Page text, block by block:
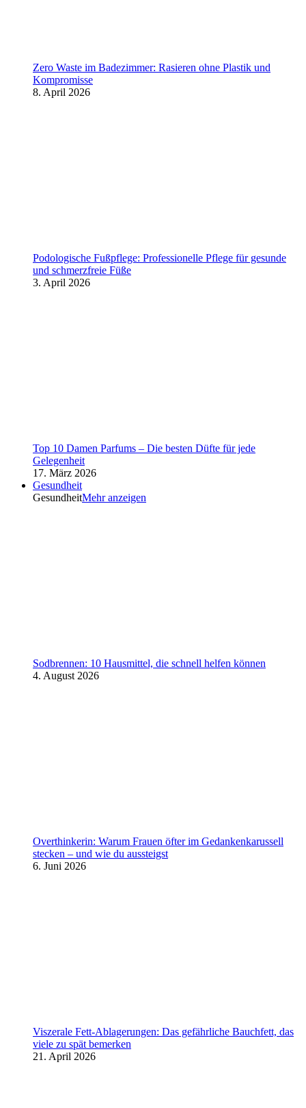
Zero Waste im Badezimmer: Rasieren ohne Plastik und
Kompromisse
8. April 2026
Podologische Fußpflege: Professionelle Pflege für gesunde
und schmerzfreie Füße
3. April 2026
Top 10 Damen Parfums – Die besten Düfte für jede
Gelegenheit
17. März 2026
Gesundheit
GesundheitMehr anzeigen
Sodbrennen: 10 Hausmittel, die schnell helfen können
4. August 2026
Overthinkerin: Warum Frauen öfter im Gedankenkarussell
stecken – und wie du aussteigst
6. Juni 2026
Viszerale Fett-Ablagerungen: Das gefährliche Bauchfett, das
viele zu spät bemerken
21. April 2026